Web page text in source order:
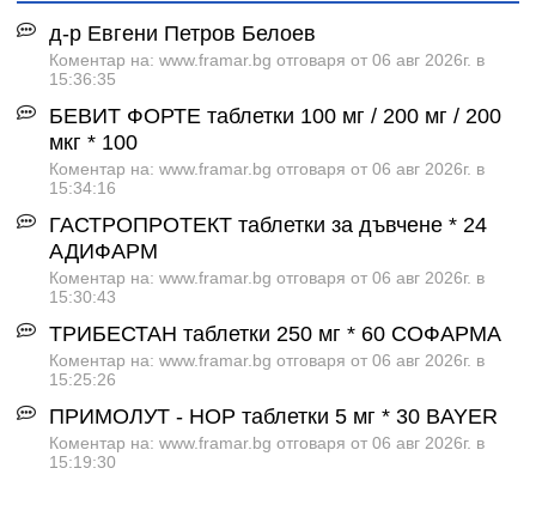
д-р Евгени Петров Белоев
Коментар на: www.framar.bg отговаря от 06 авг 2026г. в
15:36:35
БЕВИТ ФОРТЕ таблетки 100 мг / 200 мг / 200
мкг * 100
Коментар на: www.framar.bg отговаря от 06 авг 2026г. в
15:34:16
ГАСТРОПРОТЕКТ таблетки за дъвчене * 24
АДИФАРМ
Коментар на: www.framar.bg отговаря от 06 авг 2026г. в
15:30:43
ТРИБЕСТАН таблетки 250 мг * 60 СОФАРМА
Коментар на: www.framar.bg отговаря от 06 авг 2026г. в
15:25:26
ПРИМОЛУТ - НОР таблетки 5 мг * 30 BAYER
Коментар на: www.framar.bg отговаря от 06 авг 2026г. в
15:19:30